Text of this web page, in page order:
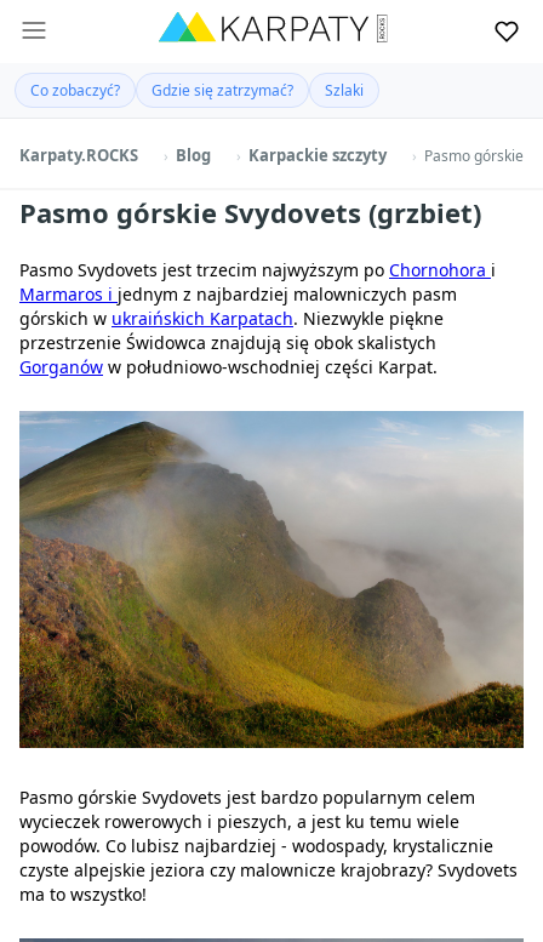
Co zobaczyć? Gdzie się zatrzymać? Szlaki
Karpaty.ROCKS Blog Karpackie szczyty Pasmo górskie
Pasmo górskie Svydovets (grzbiet)
Pasmo Svydovets jest trzecim najwyższym po Chornohora i
Marmaros i jednym z najbardziej malowniczych pasm
górskich w ukraińskich Karpatach. Niezwykle piękne
przestrzenie Świdowca znajdują się obok skalistych
Gorganów w południowo-wschodniej części Karpat.
Pasmo górskie Svydovets jest bardzo popularnym celem
wycieczek rowerowych i pieszych, a jest ku temu wiele
powodów. Co lubisz najbardziej - wodospady, krystalicznie
czyste alpejskie jeziora czy malownicze krajobrazy? Svydovets
ma to wszystko!